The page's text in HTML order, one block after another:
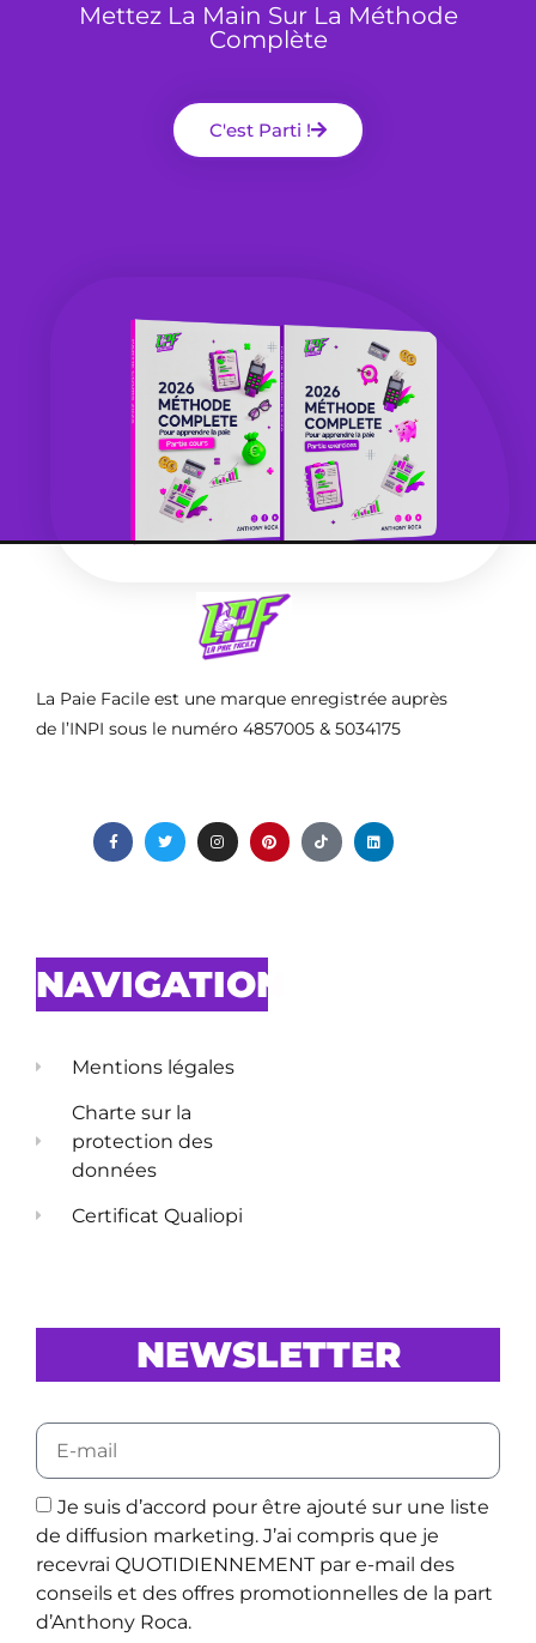
Mettez La Main Sur La Méthode
Complète
C'est Parti !
La Paie Facile est une marque enregistrée auprès
de l’INPI sous le numéro 4857005 & 5034175
NAVIGATION
Mentions légales
Charte sur la
protection des
données
Certificat Qualiopi
NEWSLETTER
Je suis d’accord pour être ajouté sur une liste
de diffusion marketing. J’ai compris que je
recevrai QUOTIDIENNEMENT par e-mail des
conseils et des offres promotionnelles de la part
d’Anthony Roca.